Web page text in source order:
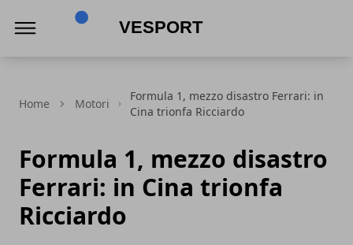
Home Motori
Formula 1, mezzo disastro Ferrari: in
Cina trionfa Ricciardo
Formula 1, mezzo disastro
Ferrari: in Cina trionfa
Ricciardo